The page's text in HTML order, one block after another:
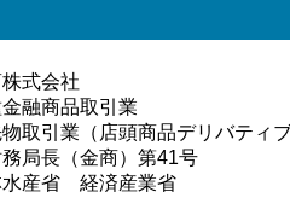
式会社
融商品取引業
（店頭商品デリバティブ
局長（金商）第41号
省 経済産業省